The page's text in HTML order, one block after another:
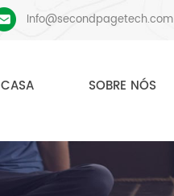
Info@secondpagetech.com
CASA SOBRE NÓS